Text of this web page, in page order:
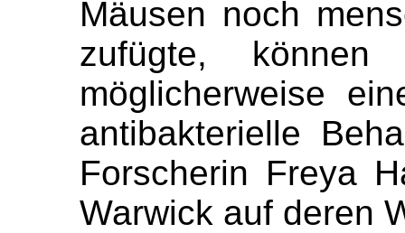
Mäusen noch
zufügte,
möglicherweise
antibakterielle
Forscherin Freya
Warwick auf deren